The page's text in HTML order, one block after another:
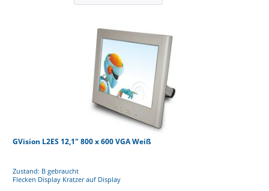
GVision L2ES 12,1" 800 x 600 VGA Weiß
Zustand: B gebraucht
Flecken Display Kratzer auf Display